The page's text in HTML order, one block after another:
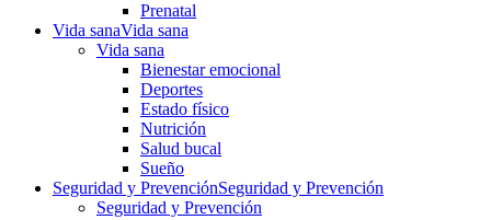
Prenatal
Vida sanaVida sana
Vida sana
Bienestar emocional
Deportes
Estado físico
Nutrición
Salud bucal
Sueño
Seguridad y PrevenciónSeguridad y Prevención
Seguridad y Prevención